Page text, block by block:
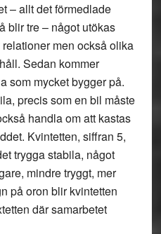
– allt det förmedlade
blir tre – något utökas
men också olika
Sedan kommer
som mycket bygger på.
precis som en bil måste
handla om att kastas
Kvintetten, siffran 5,
trygga stabila, något
mindre tryggt, mer
på oron blir kvintetten
där samarbetet